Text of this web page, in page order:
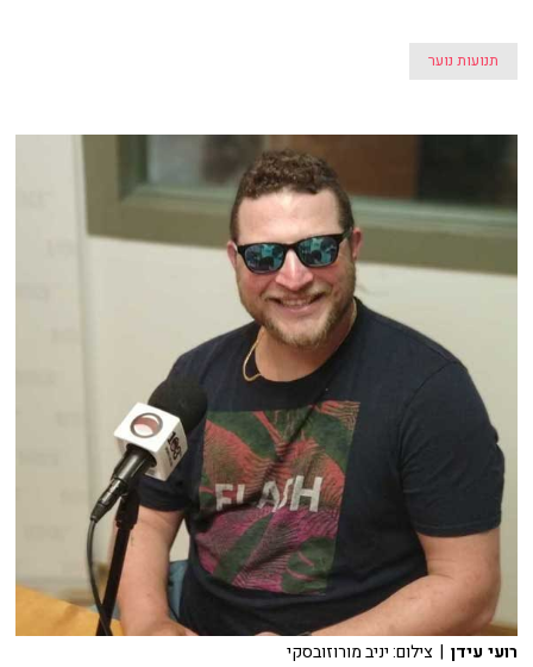
תנועות נוער
רועי עידן | צילום: יניב מורוזובסקי